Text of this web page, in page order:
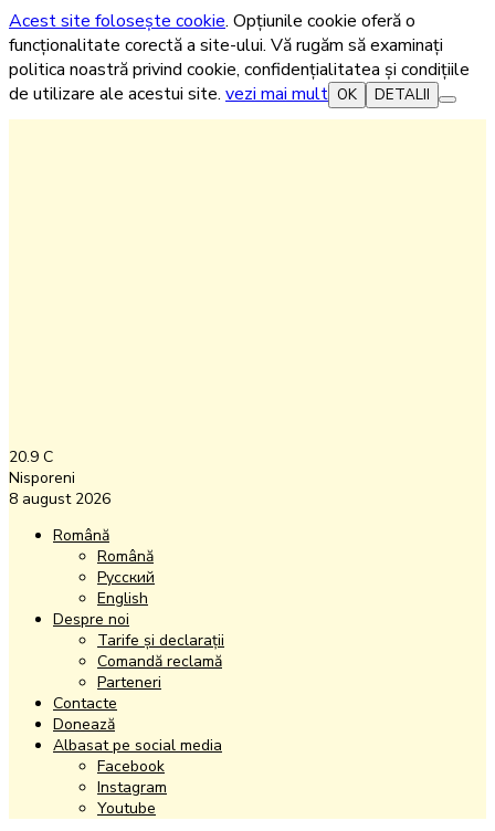
Acest site folosește cookie. Opțiunile cookie oferă o
funcționalitate corectă a site-ului. Vă rugăm să examinați
politica noastră privind cookie, confidențialitatea și condițiile
de utilizare ale acestui site. vezi mai mult OK DETALII
20.9 C
Nisporeni
8 august 2026
Română
Română
Русский
English
Despre noi
Tarife și declarații
Comandă reclamă
Parteneri
Contacte
Donează
Albasat pe social media
Facebook
Instagram
Youtube